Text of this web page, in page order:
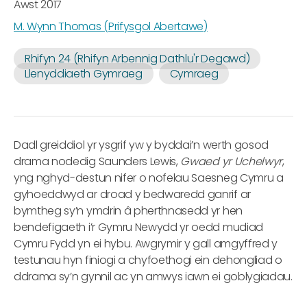
Awst 2017
M. Wynn Thomas (Prifysgol Abertawe)
Rhifyn 24 (Rhifyn Arbennig Dathlu'r Degawd)
Llenyddiaeth Gymraeg
Cymraeg
Dadl greiddiol yr ysgrif yw y byddai’n werth gosod
drama nodedig Saunders Lewis, Gwaed yr Uchelwyr,
yng nghyd-destun nifer o nofelau Saesneg Cymru a
gyhoeddwyd ar droad y bedwaredd ganrif ar
bymtheg sy’n ymdrin â pherthnasedd yr hen
bendefigaeth i’r Gymru Newydd yr oedd mudiad
Cymru Fydd yn ei hybu. Awgrymir y gall amgyffred y
testunau hyn finiogi a chyfoethogi ein dehongliad o
ddrama sy’n gynnil ac yn amwys iawn ei goblygiadau.